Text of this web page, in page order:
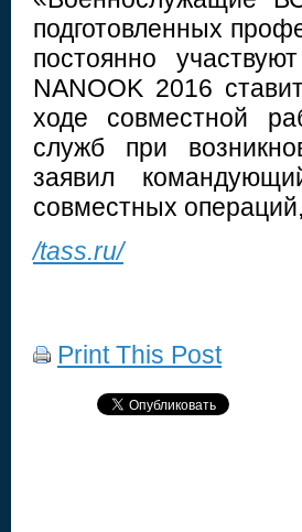
подготовленных
постоянно
NANOOK 2016
ходе совместной
служб при
заявил
совместных
/tass.ru/
Print This Post